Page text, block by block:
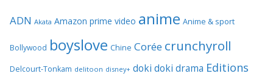
ADN Akata Amazon prime video anime Anime & sport
Bollywood boyslove Chine Corée crunchyroll
Delcourt-Tonkam delitoon disney+ doki doki drama Editions